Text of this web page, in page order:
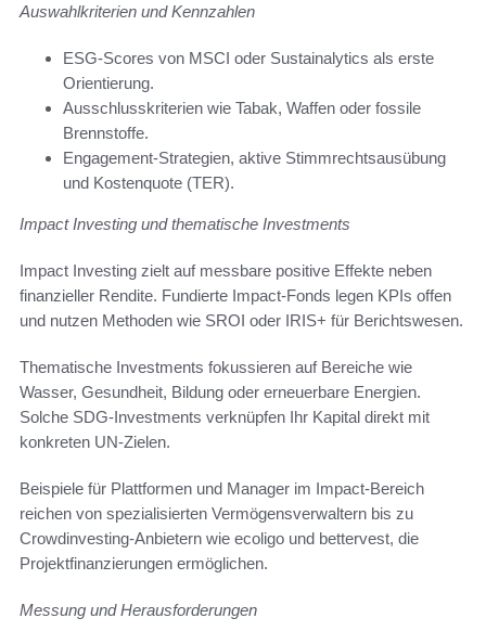
Auswahlkriterien und Kennzahlen
ESG-Scores von MSCI oder Sustainalytics als erste
Orientierung.
Ausschlusskriterien wie Tabak, Waffen oder fossile
Brennstoffe.
Engagement-Strategien, aktive Stimmrechtsausübung
und Kostenquote (TER).
Impact Investing und thematische Investments
Impact Investing zielt auf messbare positive Effekte neben
finanzieller Rendite. Fundierte Impact-Fonds legen KPIs offen
und nutzen Methoden wie SROI oder IRIS+ für Berichtswesen.
Thematische Investments fokussieren auf Bereiche wie
Wasser, Gesundheit, Bildung oder erneuerbare Energien.
Solche SDG-Investments verknüpfen Ihr Kapital direkt mit
konkreten UN-Zielen.
Beispiele für Plattformen und Manager im Impact-Bereich
reichen von spezialisierten Vermögensverwaltern bis zu
Crowdinvesting-Anbietern wie ecoligo und bettervest, die
Projektfinanzierungen ermöglichen.
Messung und Herausforderungen